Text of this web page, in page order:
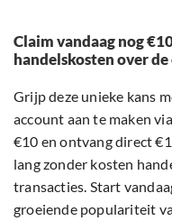
Claim vandaag nog
handelskosten over
Grijp deze unieke kans
account aan te maken
€10 en ontvang direct
lang zonder kosten
transacties. Start
groeiende populariteit